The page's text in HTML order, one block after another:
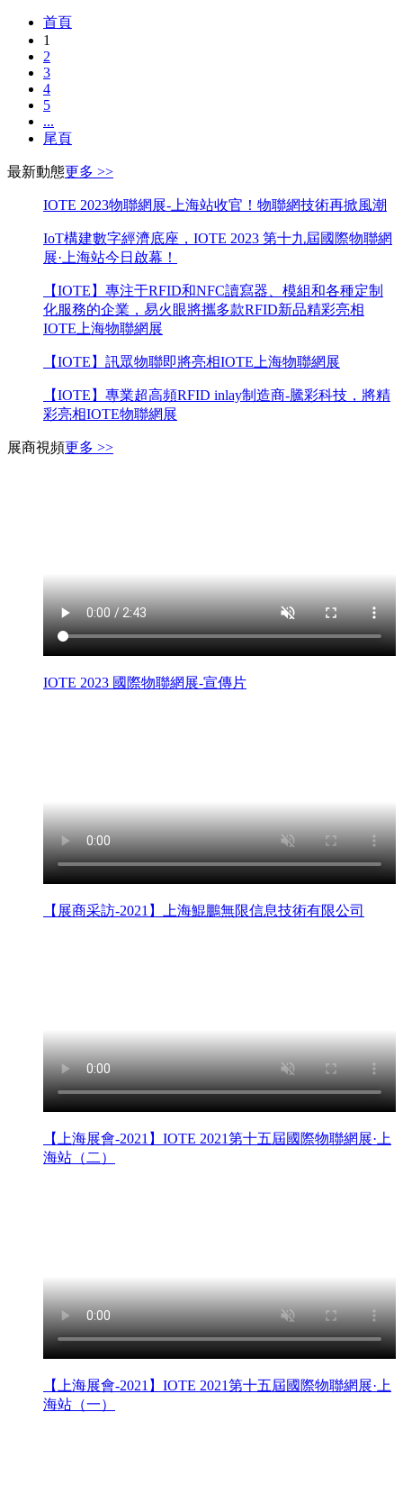
首頁
1
2
3
4
5
...
尾頁
最新動態更多 >>
IOTE 2023物聯網展-上海站收官！物聯網技術再掀風潮
IoT構建數字經濟底座，IOTE 2023 第十九屆國際物聯網
展·上海站今日啟幕！
【IOTE】專注于RFID和NFC讀寫器、模組和各種定制
化服務的企業，易火眼將攜多款RFID新品精彩亮相
IOTE上海物聯網展
【IOTE】訊眾物聯即將亮相IOTE上海物聯網展
【IOTE】專業超高頻RFID inlay制造商-騰彩科技，將精
彩亮相IOTE物聯網展
展商視頻更多 >>
IOTE 2023 國際物聯網展-宣傳片
【展商采訪-2021】上海鯤鵬無限信息技術有限公司
【上海展會-2021】IOTE 2021第十五屆國際物聯網展·上
海站（二）
【上海展會-2021】IOTE 2021第十五屆國際物聯網展·上
海站（一）